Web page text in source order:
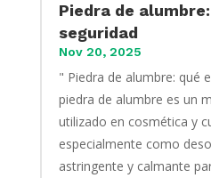
Piedra de
seguridad
Nov 20, 2025
" Piedra de alumbre: qué
piedra de alumbre es un
utilizado en cosmética y
especialmente como
astringente y calmante